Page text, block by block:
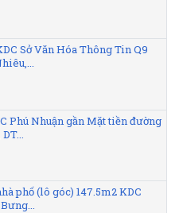
Sở Văn Hóa Thông Tin Q9
Phú Nhuận gần Mặt tiền đường
phố (lô góc) 147.5m2 KDC